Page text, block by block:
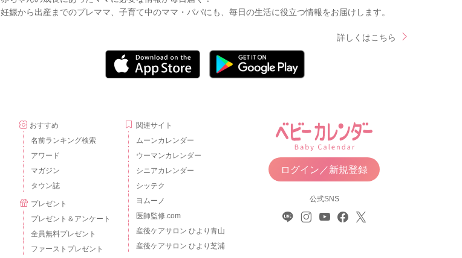
妊娠から出産までのプレママ、子育て中のママ・パパにも、毎日の生活に役立つ情報をお届けします。
詳しくはこちら
おすすめ
名前ランキング検索
アワード
マガジン
タウン誌
プレゼント
プレゼント＆アンケート
全員無料プレゼント
ファーストプレゼント
関連サイト
ムーンカレンダー
ウーマンカレンダー
シニアカレンダー
シッテク
ヨムーノ
医師監修.com
産後ケアサロン ひより青山
産後ケアサロン ひより芝浦
ログイン／新規登録
公式SNS